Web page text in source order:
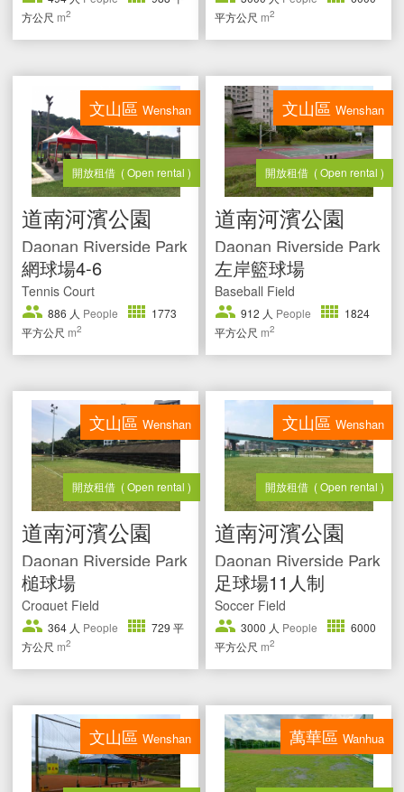
方公尺 m2
平方公尺 m2
文山區 Wenshan
開放租借 ( Open rental )
道南河濱公園
Daonan Riverside Park
網球場4-6
Tennis Court
886 人 People
1773
平方公尺 m2
文山區 Wenshan
開放租借 ( Open rental )
道南河濱公園
Daonan Riverside Park
左岸籃球場
Baseball Field
912 人 People
1824
平方公尺 m2
文山區 Wenshan
開放租借 ( Open rental )
道南河濱公園
Daonan Riverside Park
槌球場
Croquet Field
364 人 People 729 平
方公尺 m2
文山區 Wenshan
開放租借 ( Open rental )
道南河濱公園
Daonan Riverside Park
足球場11人制
Soccer Field
3000 人 People
6000
平方公尺 m2
文山區 Wenshan 萬華區 Wanhua